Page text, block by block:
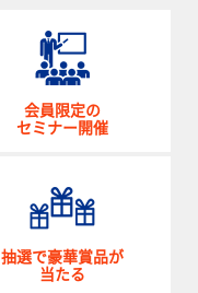
会員限定の
セミナー開催
抽選で豪華賞品が
当たる